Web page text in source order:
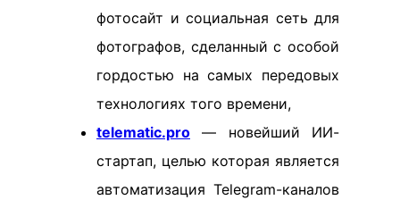
фотосайт и социальная сеть для
фотографов, сделанный с особой
гордостью на самых передовых
технологиях того времени,
telematic.pro — новейший ИИ-
стартап, целью которая является
автоматизация Telegram-каналов